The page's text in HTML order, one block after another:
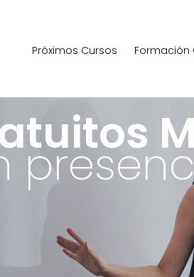
Próximos Cursos Formación